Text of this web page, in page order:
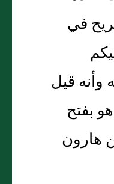
في
وأنه قيل
بفتح
هارون